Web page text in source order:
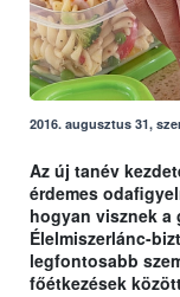
2016. augusztus 31,
Az új tanév
érdemes
hogyan visznek a
Élelmiszerlánc-
legfontosabb
főétkezések